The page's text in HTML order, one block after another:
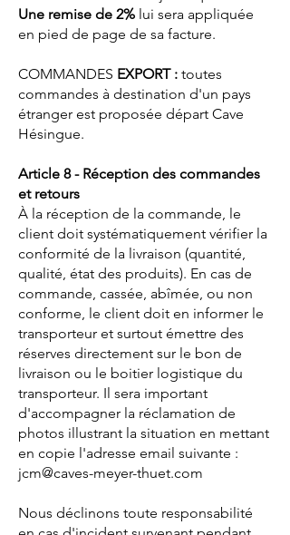
Une remise de 2% lui sera appliquée
en pied de page de sa facture.
COMMANDES EXPORT : toutes
commandes à destination d'un pays
étranger est proposée départ Cave
Hésingue.
Article 8 - Réception des commandes
et retours
À la réception de la commande, le
client doit systématiquement vérifier la
conformité de la livraison (quantité,
qualité, état des produits). En cas de
commande, cassée, abîmée, ou non
conforme, le client doit en informer le
transporteur et surtout émettre des
réserves directement sur le bon de
livraison ou le boitier logistique du
transporteur. Il sera important
d'accompagner la réclamation de
photos illustrant la situation en mettant
en copie l'adresse email suivante :
jcm@caves-meyer-thuet.com
Nous déclinons toute responsabilité